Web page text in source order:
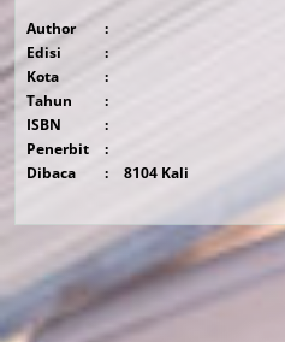
Author
:
Edisi
:
Kota
:
Tahun
:
ISBN
:
Penerbit
:
Dibaca
: 8104 Kali